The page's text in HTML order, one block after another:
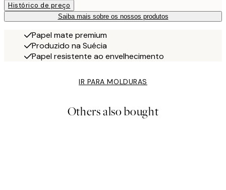
Histórico de preço
Saiba mais sobre os nossos produtos
Papel mate premium
Produzido na Suécia
Papel resistente ao envelhecimento
IR PARA MOLDURAS
Others also bought